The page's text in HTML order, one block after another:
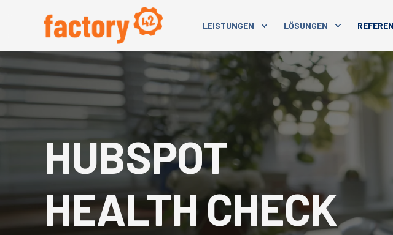
LEISTUNGEN LÖSUNGEN
HUBSPOT
HEALTH CHECK